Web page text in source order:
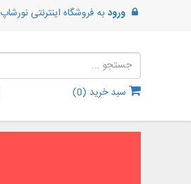
ورودبه فروشگاه اینترنتی نورشاپ
سبد خرید (0
)